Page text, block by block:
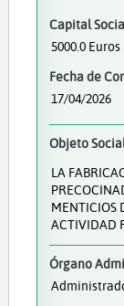
Capital
5000.0 Euros
Fecha de
17/04/2026
Objeto
LA
MENTICIOS
ACTIVIDAD
Órgano